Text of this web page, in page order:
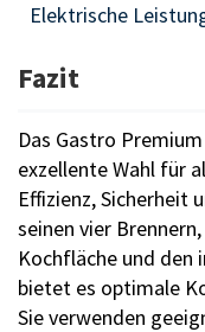
Elektrische
Fazit
Das Gastro
exzellente Wahl für
Effizienz, Sicherheit
seinen vier
Kochfläche und
bietet es optimale
Sie verwenden